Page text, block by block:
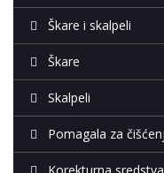
Škare i skalpeli
Škare
Skalpeli
Pomagala za